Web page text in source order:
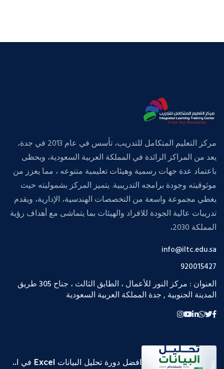
مركز التعليم المتكامل للتدريب، تأسس في عام 2013 في جدة،
يعد من المراكز الرائدة في المملكة العربية السعودية، ويحظى
باعتماد عدة جهات رسمية وهيئات تعليمية متنوعه ، مما يعزز من
موثوقيته وجودة برامجه التدريبية. يتميز المركز بشموليته حيث
يغطي مجموعة واسعة من التخصصات الهندسية، الإدارية، ويقدم
تدريبات عالية الجودة للافراد والهيئات بما يتماشى مع أهداف رؤية
المملكة 2030،
info@iltc.edu.sa
920015427
العنوان : مركز النور للأعمال ، الطابق الثالث ، جناح 305 طريق
المدينة الجنوبية , جدة المملكة العربية السعودية
افضل دورة تحليل البيانات Excel في ا..